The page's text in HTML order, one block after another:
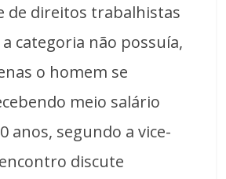
de direitos trabalhistas
categoria não possuía,
o homem se
meio salário
anos, segundo a vice-
discute